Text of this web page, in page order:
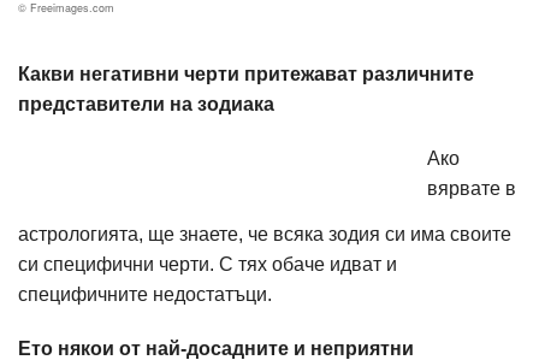
© Freeimages.com
Какви негативни черти притежават различните
представители на зодиака
Ако
вярвате в
астрологията, ще знаете, че всяка зодия си има своите
си специфични черти. С тях обаче идват и
специфичните недостатъци.
Ето някои от най-досадните и неприятни